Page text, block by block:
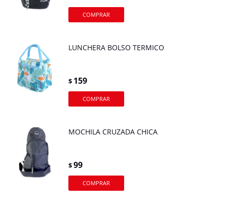
LUNCHERA BOLSO TERMICO
$ 159
MOCHILA CRUZADA CHICA
$99